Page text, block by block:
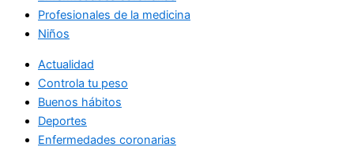
Profesionales de la medicina
Niños
Actualidad
Controla tu peso
Buenos hábitos
Deportes
Enfermedades coronarias